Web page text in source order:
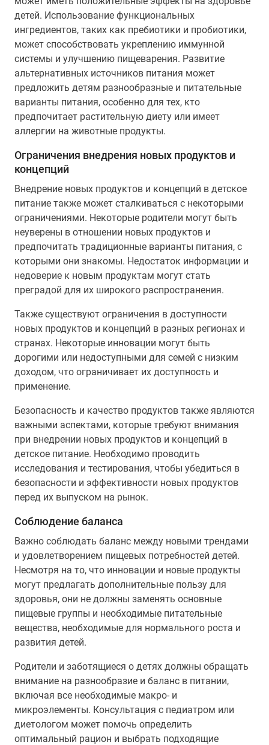
детей. Использование функциональных
ингредиентов, таких как пребиотики и пробиотики,
может способствовать укреплению иммунной
системы и улучшению пищеварения. Развитие
альтернативных источников питания может
предложить детям разнообразные и питательные
варианты питания, особенно для тех, кто
предпочитает растительную диету или имеет
аллергии на животные продукты.
Ограничения внедрения новых продуктов и
концепций
Внедрение новых продуктов и концепций в детское
питание также может сталкиваться с некоторыми
ограничениями. Некоторые родители могут быть
неуверены в отношении новых продуктов и
предпочитать традиционные варианты питания, с
которыми они знакомы. Недостаток информации и
недоверие к новым продуктам могут стать
преградой для их широкого распространения.
Также существуют ограничения в доступности
новых продуктов и концепций в разных регионах и
странах. Некоторые инновации могут быть
дорогими или недоступными для семей с низким
доходом, что ограничивает их доступность и
применение.
Безопасность и качество продуктов также являются
важными аспектами, которые требуют внимания
при внедрении новых продуктов и концепций в
детское питание. Необходимо проводить
исследования и тестирования, чтобы убедиться в
безопасности и эффективности новых продуктов
перед их выпуском на рынок.
Соблюдение баланса
Важно соблюдать баланс между новыми трендами
и удовлетворением пищевых потребностей детей.
Несмотря на то, что инновации и новые продукты
могут предлагать дополнительные пользу для
здоровья, они не должны заменять основные
пищевые группы и необходимые питательные
вещества, необходимые для нормального роста и
развития детей.
Родители и заботящиеся о детях должны обращать
внимание на разнообразие и баланс в питании,
включая все необходимые макро- и
микроэлементы. Консультация с педиатром или
диетологом может помочь определить
оптимальный рацион и выбрать подходящие